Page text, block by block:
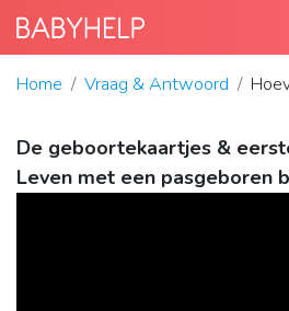
Home Vraag & Antwoord
De geboortekaartjes &
Leven met een pasgeboren